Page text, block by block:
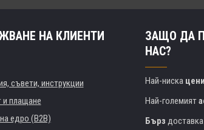
НА КЛИЕНТИ
съвети, инструкции
и плащане
едро (B2B)
ЗАЩО ДА
НАС?
Най-ниска цени
Най-големият
Бърз